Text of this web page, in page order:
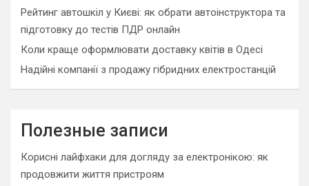
Рейтинг автошкіл у Києві: як обрати автоінструктора та
підготовку до тестів ПДР онлайн
Коли краще оформлювати доставку квітів в Одесі
Надійні компанії з продажу гібридних електростанцій
Полезные записи
Корисні лайфхаки для догляду за електронікою: як
продовжити життя пристроям